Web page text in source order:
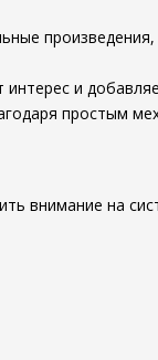
и
простым
внимание на